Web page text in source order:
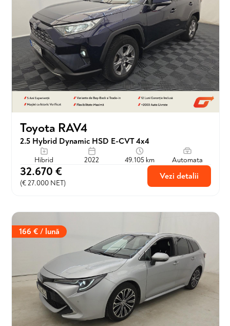
Toyota RAV4
2.5 Hybrid Dynamic HSD E-CVT 4x4
Hibrid 2022 49.105 km Automata
32.670 €
(€ 27.000 NET)
Vezi detalii
166 € / lună